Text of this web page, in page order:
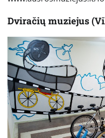
Dviračių muziejus